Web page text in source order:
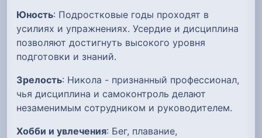
Юность: Подростковые годы проходят в
усилиях и упражнениях. Усердие и дисциплина
позволяют достигнуть высокого уровня
подготовки и знаний.
Зрелость: Никола - признанный профессионал,
чья дисциплина и самоконтроль делают
незаменимым сотрудником и руководителем.
Хобби и увлечения: Бег, плавание,